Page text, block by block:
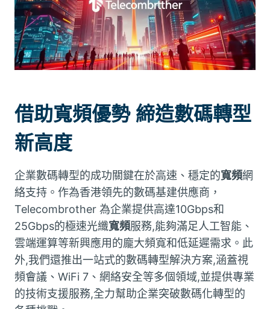
借助寬頻優勢 締造數碼轉型
新高度
企業數碼轉型的成功關鍵在於高速、穩定的寬頻網
絡支持。作為香港領先的數碼基建供應商，
Telecombrother 為企業提供高達10Gbps和
25Gbps的極速光纖寬頻服務,能夠滿足人工智能、
雲端運算等新興應用的龐大頻寬和低延遲需求。此
外,我們還推出一站式的數碼轉型解決方案,涵蓋視
頻會議、WiFi 7、網絡安全等多個領域,並提供專業
的技術支援服務,全力幫助企業突破數碼化轉型的